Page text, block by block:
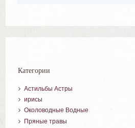
Категории
Астильбы Астры
ирисы
Околоводные Водные
Пряные травы